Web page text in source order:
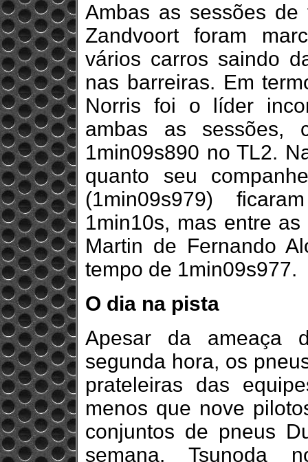
Ambas as sessões
Zandvoort foram
vários carros saindo
nas barreiras. Em
Norris foi o líder
ambas as sessões,
1min09s890 no TL2.
quanto seu
(1min09s979)
1min10s, mas entre
Martin de Fernando
tempo de 1min09s977.
O dia na pista
Apesar da ameaça
segunda hora, os
prateleiras das
menos que nove
conjuntos de pneus
semana. Tsunoda